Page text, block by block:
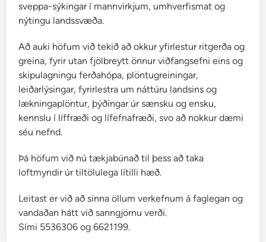
r
sveppa-sýkingar í mannvirkjum, umhverfismat og
nýtingu landssvæða.
Að auki höfum við tekið að okkur yfirlestur ritgerða og
greina, fyrir utan fjölbreytt önnur viðfangsefni eins og
skipulagningu ferðahópa, plöntugreiningar,
leiðarlýsingar, fyrirlestra um náttúru landsins og
lækningaplöntur, þýðingar úr sænsku og ensku,
kennslu í líffræði og lífefnafræði, svo að nokkur dæmi
séu nefnd.
Þá höfum við nú tækjabúnað til þess að taka
loftmyndir úr tiltölulega lítilli hæð.
Leitast er við að sinna öllum verkefnum á faglegan og
vandaðan hátt við sanngjörnu verði.
Sími 5536306 og 6621199.